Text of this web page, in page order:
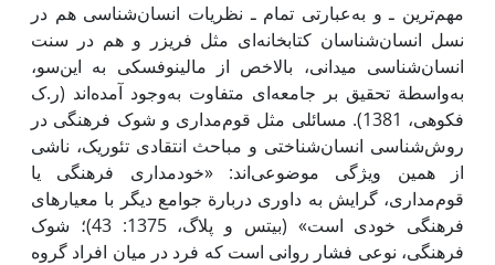
مهم‌ترین ـ و به‌عبارتی تمام ـ نظریات انسان‌شناسی هم در
نسل انسان‌شناسان کتابخانه‌ای مثل فریزر و هم در سنت
انسان‌شناسی میدانی، بالاخص از مالینوفسکی به‌ این‌سو،
به‌واسطة تحقیق بر جامعه‌ای متفاوت به‌وجود آمده‌اند (ر.ک
فکوهی، 1381). مسائلی مثل قوم‌مداری و شوک فرهنگی در
روش‌شناسی انسان‌شناختی و مباحث انتقادی تئوریک، ناشی
از همین ویژگی موضوعی‌اند: «خودمداری فرهنگی یا
قوم‌مداری، گرایش به داوری دربارة جوامع دیگر با معیارهای
فرهنگی خودی است» (بیتس و پلاگ، 1375: 43)؛ شوک
فرهنگی، نوعی فشار روانی است که فرد در میان افراد گروه